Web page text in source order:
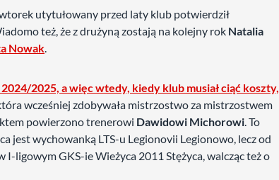
utytułowany przed laty klub potwierdził
też, że z drużyną zostają na kolejny rok Natalia
Nowak.
2025, a więc wtedy, kiedy klub musiał ciąć koszty,
wcześniej zdobywała mistrzostwo za mistrzostwem
powierzono trenerowi Dawidowi Michorowi. To
jest wychowanką LTS-u Legionovii Legionowo, lecz od
ligowym GKS-ie Wieżyca 2011 Stężyca, walcząc też o